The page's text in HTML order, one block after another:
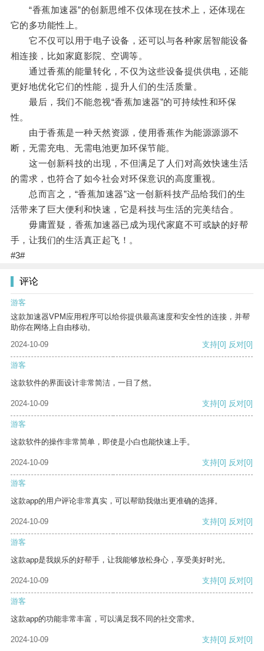
“香蕉加速器”的创新思维不仅体现在技术上，还体现在
它的多功能性上。
它不仅可以用于电子设备，还可以与各种家居智能设备
相连接，比如家庭影院、空调等。
通过香蕉的能量转化，不仅为这些设备提供供电，还能
更好地优化它们的性能，提升人们的生活质量。
最后，我们不能忽视“香蕉加速器”的可持续性和环保
性。
由于香蕉是一种天然资源，使用香蕉作为能源源源不
断，无需充电、无需电池更加环保节能。
这一创新科技的出现，不但满足了人们对高效快速生活
的需求，也符合了如今社会对环保意识的高度重视。
总而言之，“香蕉加速器”这一创新科技产品给我们的生
活带来了巨大便利和快速，它是科技与生活的完美结合。
毋庸置疑，香蕉加速器已成为现代家庭不可或缺的好帮
手，让我们的生活真正起飞！。
#3#
评论
游客
这款加速器VPM应用程序可以给你提供最高速度和安全性的连接，并帮
助你在网络上自由移动。
2024-10-09
支持[0] 反对[0]
游客
这款软件的界面设计非常简洁，一目了然。
2024-10-09 支持[0] 反对[0]
游客
这款软件的操作非常简单，即使是小白也能快速上手。
2024-10-09 支持[0] 反对[0]
游客
这款app的用户评论非常真实，可以帮助我做出更准确的选择。
2024-10-09 支持[0] 反对[0]
游客
这款app是我娱乐的好帮手，让我能够放松身心，享受美好时光。
2024-10-09 支持[0] 反对[0]
游客
这款app的功能非常丰富，可以满足我不同的社交需求。
2024-10-09 支持[0] 反对[0]